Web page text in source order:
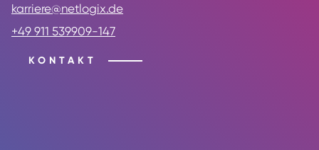
karriere@netlogix.de
+49 911 539909-147
KONTAKT